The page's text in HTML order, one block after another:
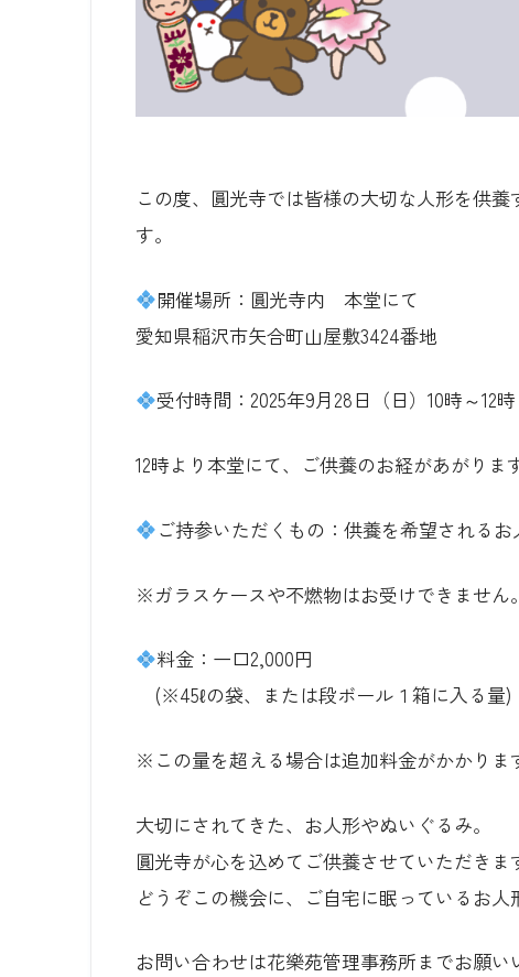
この度、圓光寺では皆様の大切な人形を供
す。
開催場所：圓光寺内 本堂にて
愛知県稲沢市矢合町山屋敷3424番地
受付時間：2025年9月28日（日）10時～12時
12時より本堂にて、ご供養のお経があがりま
ご持参いただくもの：供養を希望されるお
※ガラスケースや不燃物はお受けできません
料金：一口2,000円
(※45ℓの袋、または段ボール１箱に入る量)
※この量を超える場合は追加料金がかかりま
大切にされてきた、お人形やぬいぐるみ。
圓光寺が心を込めてご供養させていただきま
どうぞこの機会に、ご自宅に眠っているお人
お問い合わせは花樂苑管理事務所までお願い